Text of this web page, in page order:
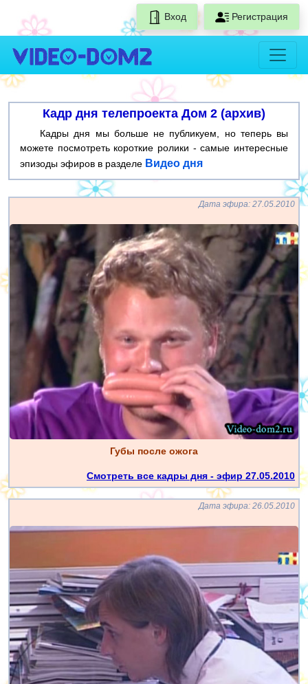
Вход Регистрация
Кадр дня телепроекта Дом 2 (архив)
Кадры дня мы больше не публикуем, но теперь вы
можете посмотреть короткие ролики - самые интересные
эпизоды эфиров в разделе Видео дня
Дата эфира: 27.05.2010
Губы после ожога
Смотреть все кадры дня - эфир 27.05.2010
Дата эфира: 26.05.2010